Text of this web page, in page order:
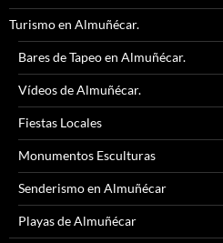
Turismo en Almuñécar.
Bares de Tapeo en Almuñécar.
Vídeos de Almuñécar.
Fiestas Locales
Monumentos Esculturas
Senderismo en Almuñécar
Playas de Almuñécar